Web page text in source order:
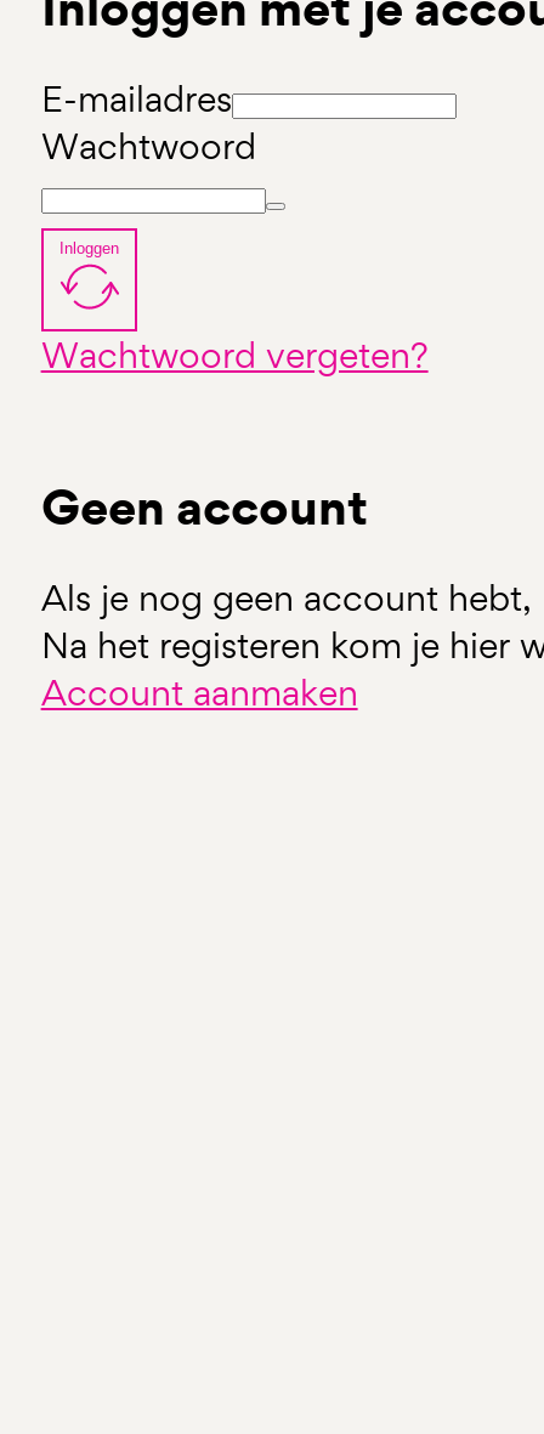
E-mailadres
Wachtwoord
Inloggen
Wachtwoord vergeten?
Geen account
Als je nog geen account hebt,
Na het registeren kom je hier
Account aanmaken